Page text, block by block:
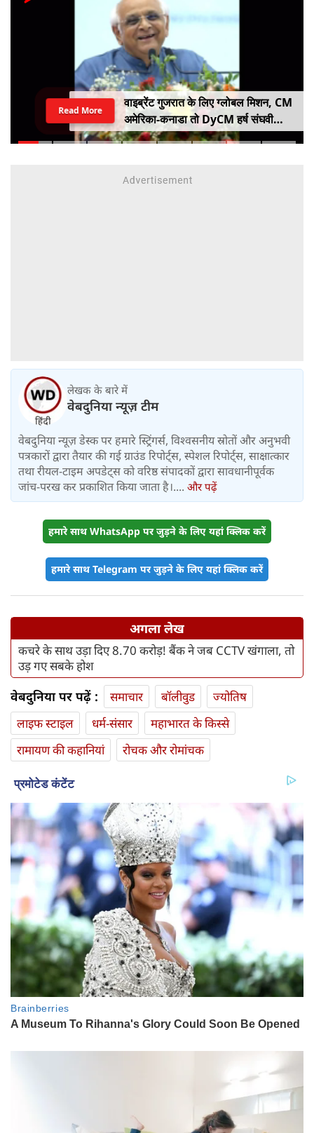
वाइब्रेंट गुजरात के लिए ग्लोबल मिशन, CM
अमेरिका-कनाडा तो DyCM हर्ष संघवी
संभालेंगे जापान-यूरोप का मोर्चा
Read More
लेखक के बारे में
वेबदुनिया न्यूज़ टीम
वेबदुनिया न्यूज़ डेस्क पर हमारे स्ट्रिंगर्स, विश्वसनीय स्रोतों और अनुभवी
पत्रकारों द्वारा तैयार की गई ग्राउंड रिपोर्ट्स, स्पेशल रिपोर्ट्स, साक्षात्कार
तथा रीयल-टाइम अपडेट्स को वरिष्ठ संपादकों द्वारा सावधानीपूर्वक
जांच-परख कर प्रकाशित किया जाता है।.... और पढ़ें
हमारे साथ WhatsApp पर जुड़ने के लिए यहां क्लिक करें
हमारे साथ Telegram पर जुड़ने के लिए यहां क्लिक करें
अगला लेख
कचरे के साथ उड़ा दिए 8.70 करोड़! बैंक ने जब CCTV खंगाला, तो
उड़ गए सबके होश
वेबदुनिया पर पढ़ें : समाचार बॉलीवुड
ज्योतिष
लाइफ स्‍टाइल
धर्म-संसार
महाभारत के किस्से
रामायण की कहानियां
रोचक और रोमांचक